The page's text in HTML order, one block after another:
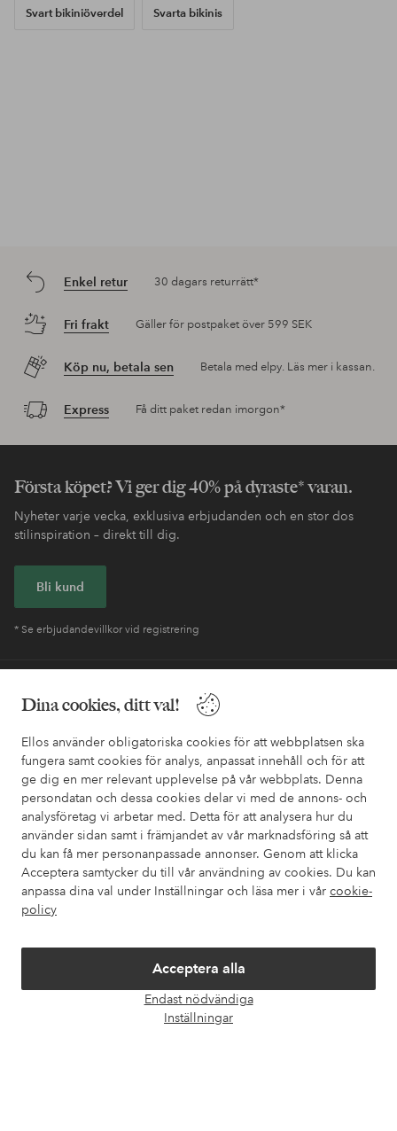
Dina cookies, ditt val!
Ellos använder obligatoriska cookies för att webbplatsen ska
fungera samt cookies för analys, anpassat innehåll och för att
ge dig en mer relevant upplevelse på vår webbplats. Denna
persondatan och dessa cookies delar vi med de annons- och
analysföretag vi arbetar med. Detta för att analysera hur du
använder sidan samt i främjandet av vår marknadsföring så att
du kan få mer personanpassade annonser. Genom att klicka
Acceptera samtycker du till vår användning av cookies. Du kan
anpassa dina val under Inställningar och läsa mer i vår cookie-
policy
Acceptera alla
Endast nödvändiga
Inställningar
Svart bikiniöverdel Svarta bikinis
Enkel retur 30 dagars returrätt*
Fri frakt Gäller för postpaket över 599 SEK
Köp nu, betala sen Betala med elpy. Läs mer i kassan.
Express Få ditt paket redan imorgon*
Första köpet? Vi ger dig 40% på dyraste* varan.
Nyheter varje vecka, exklusiva erbjudanden och en stor dos
stilinspiration – direkt till dig.
Bli kund
* Se erbjudandevillkor vid registrering
också information om hur du enklast kontaktar oss.
Kundservice Beställning Betalsätt
Mina sidor
Om Ellos